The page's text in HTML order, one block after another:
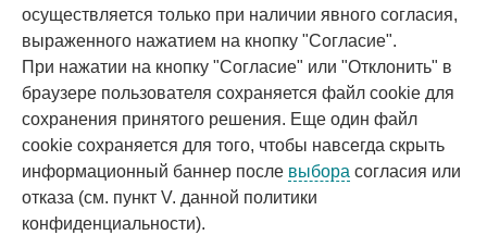
осуществляется только при наличии явного согласия,
выраженного нажатием на кнопку "Согласие".
При нажатии на кнопку "Согласие" или "Отклонить" в
браузере пользователя сохраняется файл cookie для
сохранения принятого решения. Еще один файл
cookie сохраняется для того, чтобы навсегда скрыть
информационный баннер после выбора согласия или
отказа (см. пункт V. данной политики
конфиденциальности).